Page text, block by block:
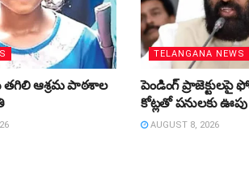
తగిలి ఆశ్రమ పాఠశాల
TELANGANA NEWS
పెండింగ్‌ ప్రాజెక్టులపై
కోట్లతో పనులకు ఊపు
AUGUST 8, 2026